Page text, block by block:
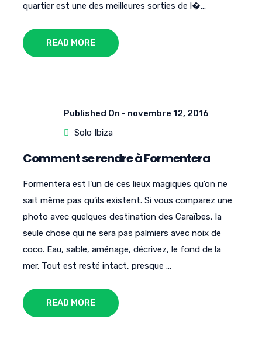
quartier est une des meilleures sorties de l�...
READ MORE
Published On - novembre 12, 2016
Solo Ibiza
Comment se rendre à Formentera
Formentera est l’un de ces lieux magiques qu’on ne
sait même pas qu’ils existent. Si vous comparez une
photo avec quelques destination des Caraïbes, la
seule chose qui ne sera pas palmiers avec noix de
coco. Eau, sable, aménage, décrivez, le fond de la
mer. Tout est resté intact, presque ...
READ MORE